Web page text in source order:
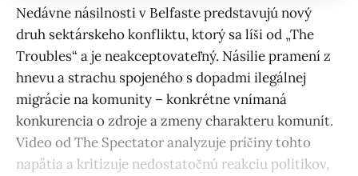
Nedávne násilnosti v Belfaste predstavujú nový
druh sektárskeho konfliktu, ktorý sa líši od „The
Troubles“ a je neakceptovateľný. Násilie pramení z
hnevu a strachu spojeného s dopadmi ilegálnej
migrácie na komunity – konkrétne vnímaná
konkurencia o zdroje a zmeny charakteru komunít.
Video od The Spectator analyzuje príčiny tohto
napätia a kritizuje nedostatočnú reakciu politikov,